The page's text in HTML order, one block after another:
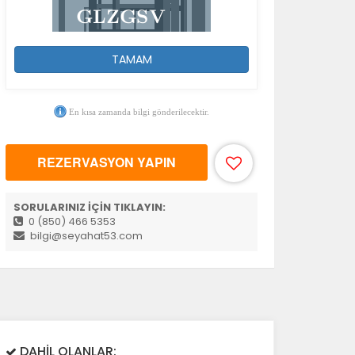
TAMAM
En kısa zamanda bilgi gönderilecektir.
REZERVASYON YAPIN
SORULARINIZ İÇİN TIKLAYIN:
0 (850) 466 5353
bilgi@seyahat53.com
DAHİL OLANLAR: